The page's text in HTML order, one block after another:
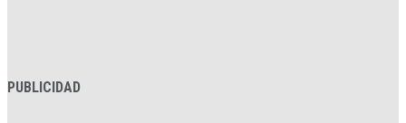
PUBLICIDAD